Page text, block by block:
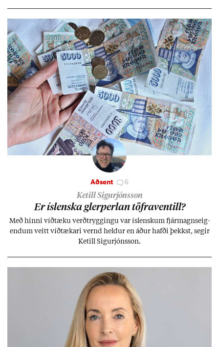
Aðsent 6
Ketill Sigurjónsson
Er ís­lenska glerperl­an töfra­ventill?
Með hinni víð­tæku verð­trygg­ingu var ís­lensk­um fjár­magns­eig­
end­um veitt víð­tæk­ari vernd held­ur en áð­ur hafði þekkst, seg­ir
Ketill Sig­ur­jóns­son.